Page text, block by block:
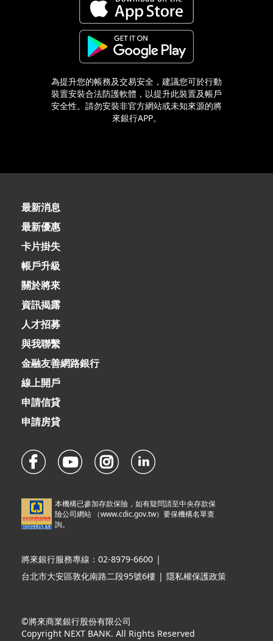
為提升您的帳務及交易安全，建議您可於行動
裝置安裝合法防護軟體，以提升此裝置及帳戶
安全性。請勿安裝非官方網站或未知來源的將
來銀行APP。
最新消息
最新優惠
卡片掛失
帳戶升級
關於將來
資訊揭露
人才招募
與我聯繫
金融友善網路銀行
線上開戶
申請信貸
申請房貸
本機構已參加存款保險，如有疑問請至中央存款保
險公司網站 （www.cdic.gov.tw）要保機構名單查
詢。
將來銀行服務專線：02-8979-6600 |
台北市大安區敦化南路二段95號6樓 | 隱私權保護政策
©將來商業銀行股份有限公司
Copyright NEXT BANK. All Rights Reserved